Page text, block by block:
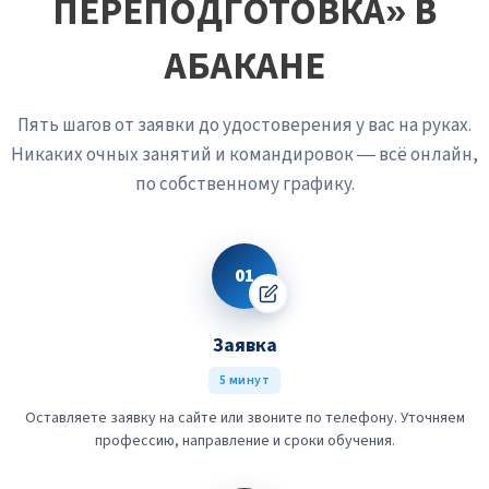
ПЕРЕПОДГОТОВКА» В
АБАКАНЕ
Пять шагов от заявки до удостоверения у вас на руках.
Никаких очных занятий и командировок — всё онлайн,
по собственному графику.
01
Заявка
5 минут
Оставляете заявку на сайте или звоните по телефону. Уточняем
профессию, направление и сроки обучения.